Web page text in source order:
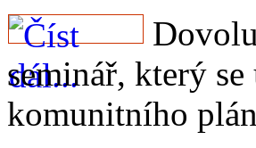
seminář, který
komunitního